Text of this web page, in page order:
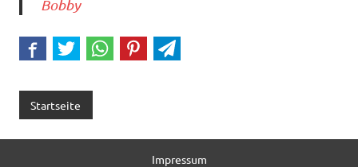
Bobby
Startseite
Impressum